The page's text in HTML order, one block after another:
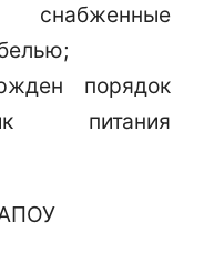
порядок
питания